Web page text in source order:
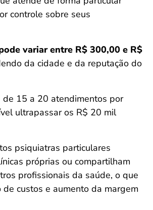
controle sobre seus
variar entre R$ 300,00 e R$
da cidade e da reputação do
de 15 a 20 atendimentos por
ultrapassar os R$ 20 mil
psiquiatras particulares
próprias ou compartilham
profissionais da saúde, o que
de custos e aumento da margem